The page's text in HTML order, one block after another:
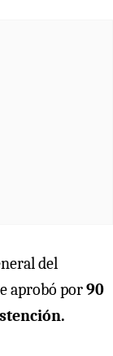
del
aprobó por90